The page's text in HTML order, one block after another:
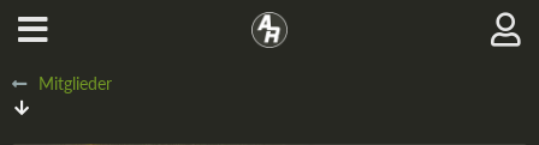
Mitglieder